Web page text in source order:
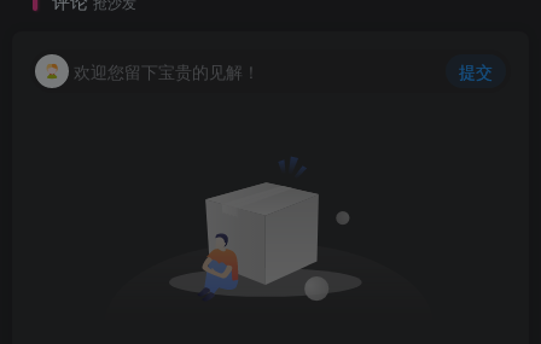
欢迎您留下宝贵的见解！ 提交